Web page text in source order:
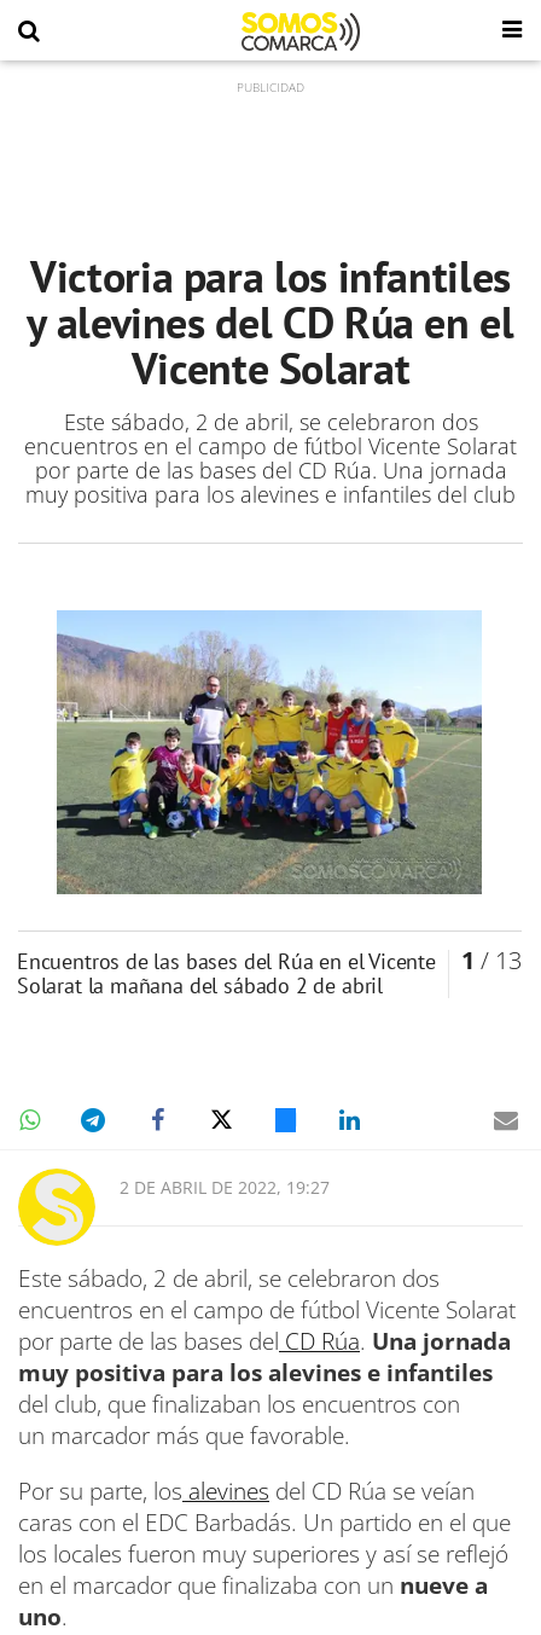
Victoria para los infantiles
y alevines del CD Rúa en el
Vicente Solarat
Este sábado, 2 de abril, se celebraron dos
encuentros en el campo de fútbol Vicente Solarat
por parte de las bases del CD Rúa. Una jornada
muy positiva para los alevines e infantiles del club
Encuentros de las bases del Rúa en el Vicente
Solarat la mañana del sábado 2 de abril
1 / 13
2 DE ABRIL DE 2022, 19:27
Este sábado, 2 de abril, se celebraron dos
encuentros en el campo de fútbol Vicente Solarat
por parte de las bases del CD Rúa. Una jornada
muy positiva para los alevines e infantiles
del club, que finalizaban los encuentros con
un marcador más que favorable.
Por su parte, los alevines del CD Rúa se veían
caras con el EDC Barbadás. Un partido en el que
los locales fueron muy superiores y así se reflejó
en el marcador que finalizaba con un nueve a
uno.